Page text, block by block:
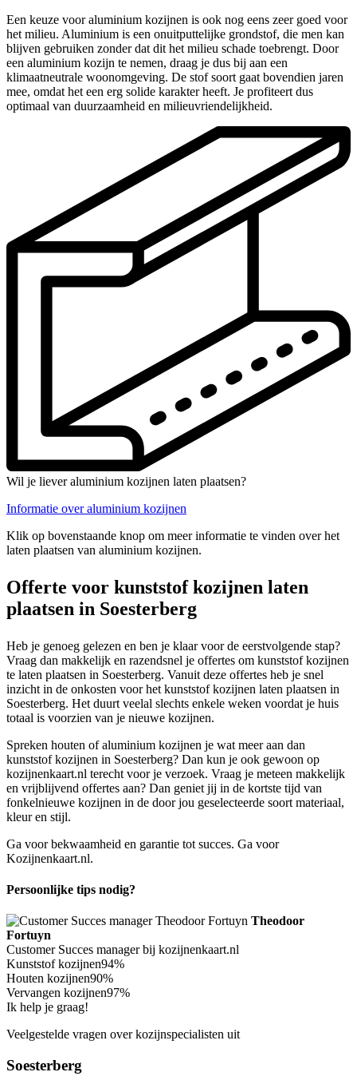
Een keuze voor aluminium kozijnen is ook nog eens zeer goed voor
het milieu. Aluminium is een onuitputtelijke grondstof, die men kan
blijven gebruiken zonder dat dit het milieu schade toebrengt. Door
een aluminium kozijn te nemen, draag je dus bij aan een
klimaatneutrale woonomgeving. De stof soort gaat bovendien jaren
mee, omdat het een erg solide karakter heeft. Je profiteert dus
optimaal van duurzaamheid en milieuvriendelijkheid.
Wil je liever aluminium kozijnen laten plaatsen?
Informatie over aluminium kozijnen
Klik op bovenstaande knop om meer informatie te vinden over het
laten plaatsen van aluminium kozijnen.
Offerte voor kunststof kozijnen laten
plaatsen in Soesterberg
Heb je genoeg gelezen en ben je klaar voor de eerstvolgende stap?
Vraag dan makkelijk en razendsnel je offertes om kunststof kozijnen
te laten plaatsen in Soesterberg. Vanuit deze offertes heb je snel
inzicht in de onkosten voor het kunststof kozijnen laten plaatsen in
Soesterberg. Het duurt veelal slechts enkele weken voordat je huis
totaal is voorzien van je nieuwe kozijnen.
Spreken houten of aluminium kozijnen je wat meer aan dan
kunststof kozijnen in Soesterberg? Dan kun je ook gewoon op
kozijnenkaart.nl terecht voor je verzoek. Vraag je meteen makkelijk
en vrijblijvend offertes aan? Dan geniet jij in de kortste tijd van
fonkelnieuwe kozijnen in de door jou geselecteerde soort materiaal,
kleur en stijl.
Ga voor bekwaamheid en garantie tot succes. Ga voor
Kozijnenkaart.nl.
Persoonlijke tips nodig?
Theodoor
Fortuyn
Customer Succes manager bij kozijnenkaart.nl
Kunststof kozijnen94%
Houten kozijnen90%
Vervangen kozijnen97%
Ik help je graag!
Veelgestelde vragen over kozijnspecialisten uit
Soesterberg